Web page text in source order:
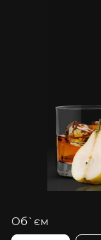
Об`єм